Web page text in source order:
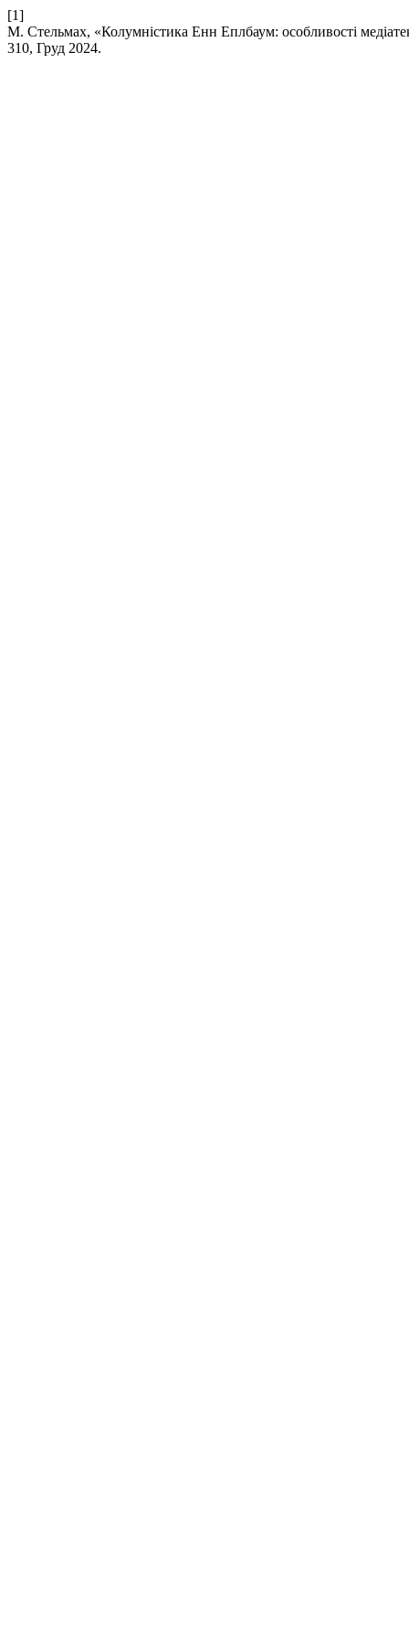
[1]
М. Стельмах, «Колумністика Енн Еплбаум: особливості
310, Груд 2024.